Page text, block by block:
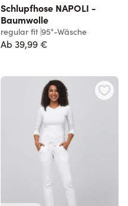
Schlupfhose NAPOLI -
Baumwolle
regular fit 95°-Wäsche
Ab 39,99 €